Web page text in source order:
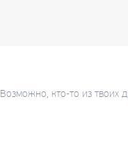
Возможно, кто-то из твоих